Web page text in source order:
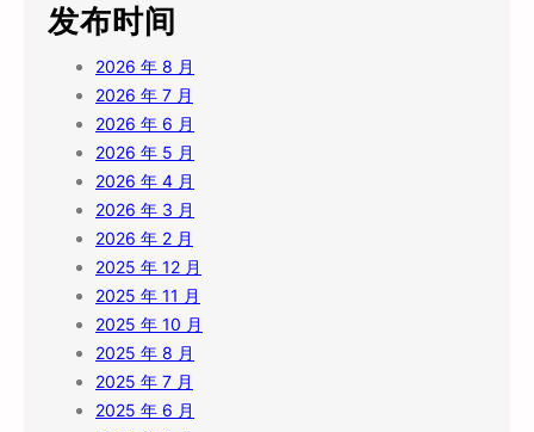
发布时间
2026 年 8 月
2026 年 7 月
2026 年 6 月
2026 年 5 月
2026 年 4 月
2026 年 3 月
2026 年 2 月
2025 年 12 月
2025 年 11 月
2025 年 10 月
2025 年 8 月
2025 年 7 月
2025 年 6 月